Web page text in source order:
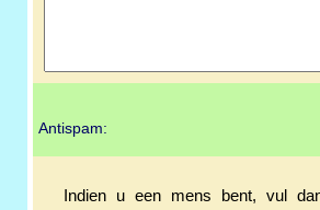
Antispam:
Indien u een mens bent, vul